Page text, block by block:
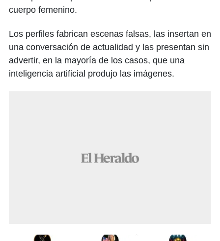
cuerpo femenino.
Los perfiles fabrican escenas falsas, las insertan en
una conversación de actualidad y las presentan sin
advertir, en la mayoría de los casos, que una
inteligencia artificial produjo las imágenes.